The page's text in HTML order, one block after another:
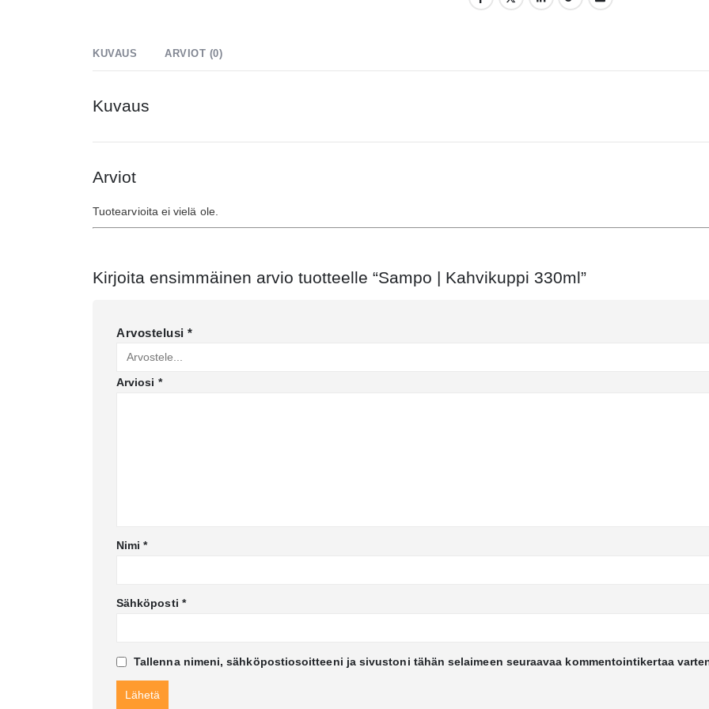
KUVAUS ARVIOT (0)
Kuvaus
Arviot
Tuotearvioita ei vielä ole.
Kirjoita ensimmäinen arvio tuotteelle “Sampo | Kahvikuppi 330ml”
Arvostelusi *
Arviosi *
Nimi*
Sähköposti *
Tallenna nimeni, sähköpostiosoitteeni ja sivustoni tähän selaimeen seuraavaa kommentointikertaa